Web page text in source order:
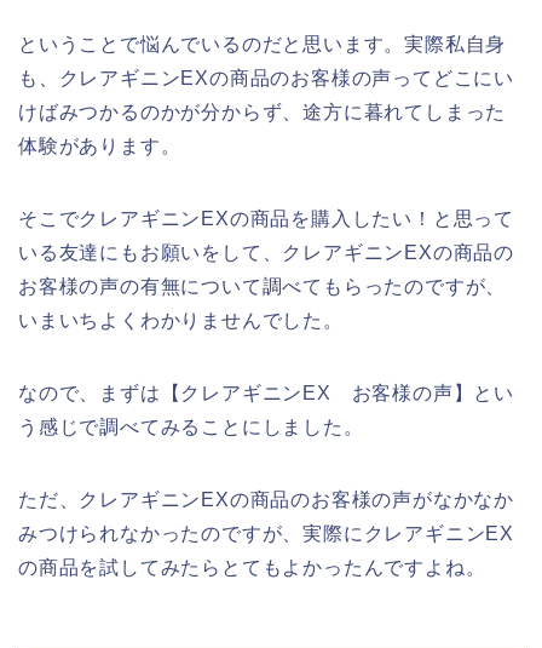
ということで悩んでいるのだと思います。実際私自身
も、クレアギニンEXの商品のお客様の声ってどこにい
けばみつかるのかが分からず、途方に暮れてしまった
体験があります。
そこでクレアギニンEXの商品を購入したい！と思って
いる友達にもお願いをして、クレアギニンEXの商品の
お客様の声の有無について調べてもらったのですが、
いまいちよくわかりませんでした。
なので、まずは【クレアギニンEX お客様の声】とい
う感じで調べてみることにしました。
ただ、クレアギニンEXの商品のお客様の声がなかなか
みつけられなかったのですが、実際にクレアギニンEX
の商品を試してみたらとてもよかったんですよね。